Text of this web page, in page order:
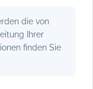
die von
Ihrer
finden Sie